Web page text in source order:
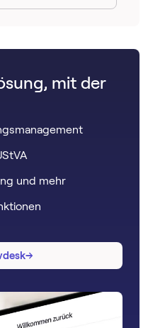
mit der
und mehr
→
→